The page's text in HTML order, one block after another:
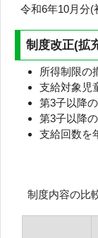
令和6年10月分(
制度改正(拡
所得制限の
支給対象児
第3子以降
第3子以降
支給回数を
制度内容の比